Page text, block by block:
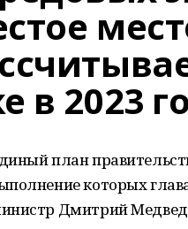
в 2023
план
которых
Дмитрий